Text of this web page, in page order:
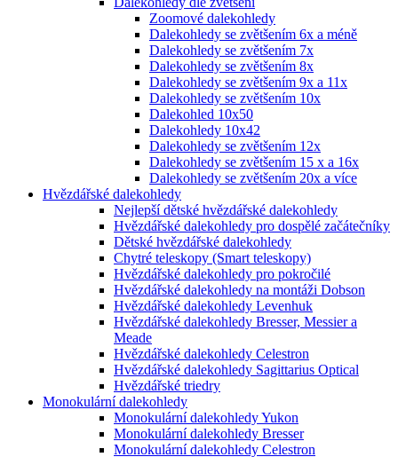
Zoomové dalekohledy
Dalekohledy se zvětšením 6x a méně
Dalekohledy se zvětšením 7x
Dalekohledy se zvětšením 8x
Dalekohledy se zvětšením 9x a 11x
Dalekohledy se zvětšením 10x
Dalekohled 10x50
Dalekohledy 10x42
Dalekohledy se zvětšením 12x
Dalekohledy se zvětšením 15 x a 16x
Dalekohledy se zvětšením 20x a více
Hvězdářské dalekohledy
Nejlepší dětské hvězdářské dalekohledy
Hvězdářské dalekohledy pro dospělé začátečníky
Dětské hvězdářské dalekohledy
Chytré teleskopy (Smart teleskopy)
Hvězdářské dalekohledy pro pokročilé
Hvězdářské dalekohledy na montáži Dobson
Hvězdářské dalekohledy Levenhuk
Hvězdářské dalekohledy Bresser, Messier a
Meade
Hvězdářské dalekohledy Celestron
Hvězdářské dalekohledy Sagittarius Optical
Hvězdářské triedry
Monokulární dalekohledy
Monokulární dalekohledy Yukon
Monokulární dalekohledy Bresser
Monokulární dalekohledy Celestron